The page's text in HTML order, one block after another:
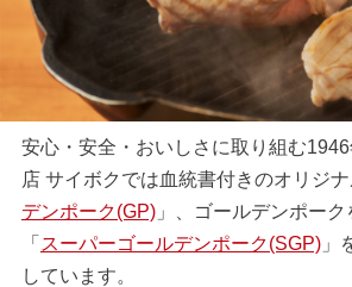
安心・安全・おいしさに取り組む
店 サイボクでは血統書付きのオリジナ
デンポーク(GP)」、ゴールデンポーク
「 スーパーゴールデンポーク(SGP)」
しています。